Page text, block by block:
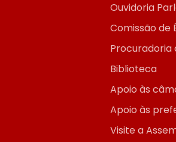
Ouvidoria
Comissão de
Procuradoria
Biblioteca
Apoio às
Apoio às
Visite a